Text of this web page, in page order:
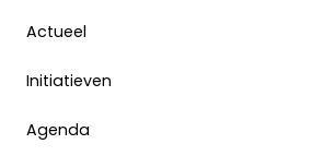
Actueel
Initiatieven
Agenda